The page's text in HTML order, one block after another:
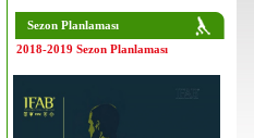
Sezon Planlaması
2018-2019 Sezon Planlaması